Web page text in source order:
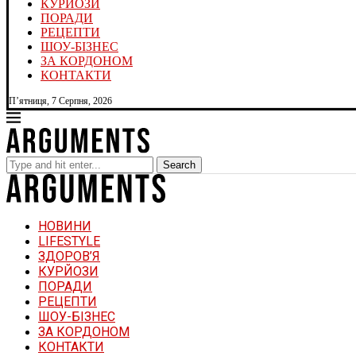
КУРЙОЗИ
ПОРАДИ
РЕЦЕПТИ
ШОУ-БІЗНЕС
ЗА КОРДОНОМ
КОНТАКТИ
П’ятниця, 7 Серпня, 2026
Search
НОВИНИ
LIFESTYLE
ЗДОРОВ’Я
КУРЙОЗИ
ПОРАДИ
РЕЦЕПТИ
ШОУ-БІЗНЕС
ЗА КОРДОНОМ
КОНТАКТИ